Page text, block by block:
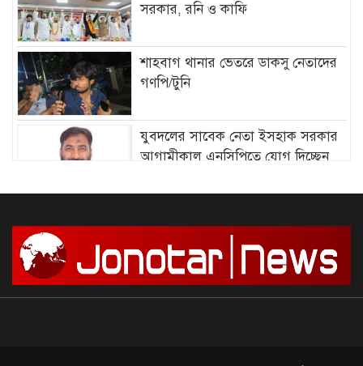
সরকার, রনি ও কাফি
শাহবাগ থানার ভেতরে ডাকসু নেতাদের
গণপি/টুনি
যুবদলের সাবেক নেতা ইসহাক সরকার
আগামীকাল এনসিপিতে যোগ দিচ্ছেন
পরোয়ানা
সাগরে আজ থেকে ৫৮ দিনের জন্য মাছ